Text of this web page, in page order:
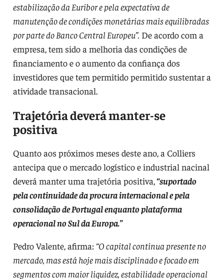
estabilização da Euribor e pela expectativa de
manutenção de condições monetárias mais equilibradas
por parte do Banco Central Europeu”. De acordo com a
empresa, tem sido a melhoria das condições de
financiamento e o aumento da confiança dos
investidores que tem permitido permitido sustentar a
atividade transacional.
Trajetória deverá manter-se
positiva
Quanto aos próximos meses deste ano, a Colliers
antecipa que o mercado logístico e industrial nacinal
deverá manter uma trajetória positiva,“suportado
pela continuidade da procura internacional e pela
consolidação de Portugal enquanto plataforma
operacional no Sul da Europa.”
Pedro Valente, afirma: “O capital continua presente no
mercado, mas está hoje mais disciplinado e focado em
segmentos com maior liquidez, estabilidade operacional